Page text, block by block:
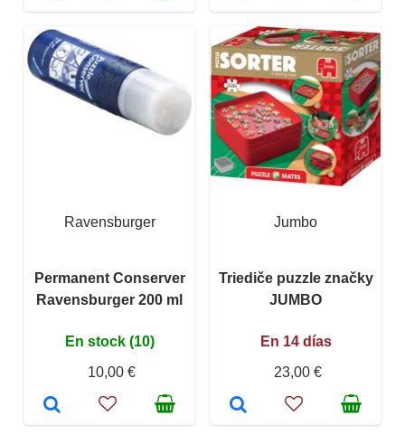
Ravensburger
Permanent Conserver
Ravensburger 200 ml
En stock (10)
10,00 €
Jumbo
Triediče puzzle značky
JUMBO
En 14 días
23,00 €